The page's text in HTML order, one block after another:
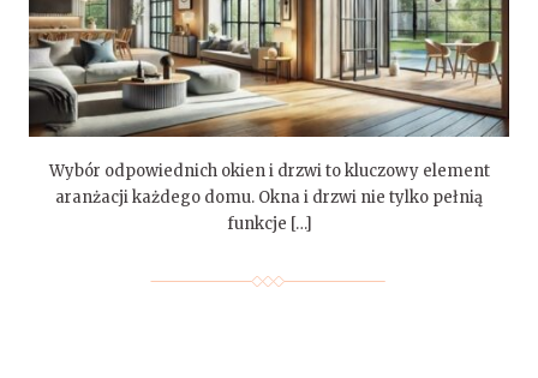
Wybór odpowiednich okien i drzwi to kluczowy element
aranżacji każdego domu. Okna i drzwi nie tylko pełnią
funkcje […]